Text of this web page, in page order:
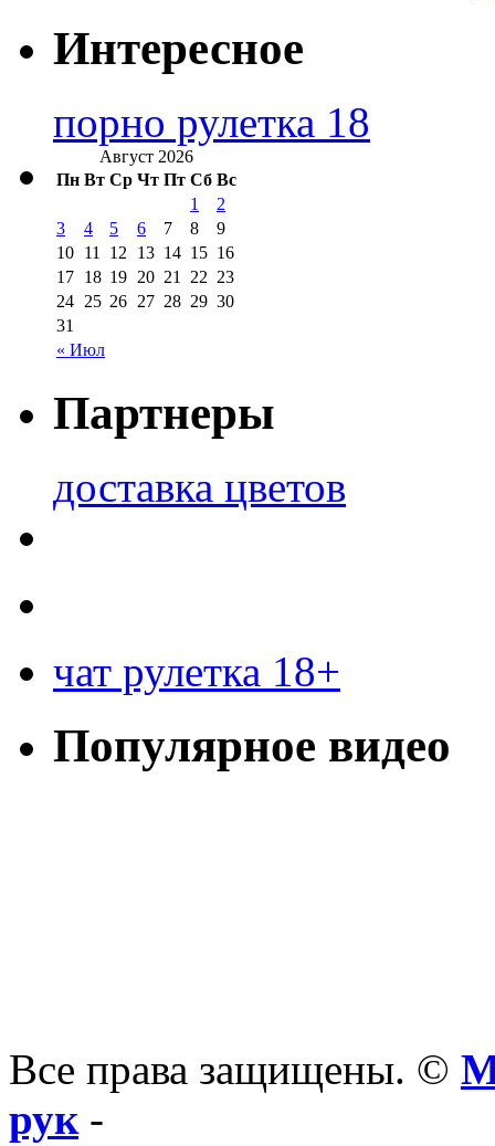
Интересное
порно рулетка 18
Август 2026
Пн Вт Ср Чт Пт Сб Вс
« Июл
1
2
3
4 5 6 7 8
9
10 11 12 13 14 15 16
17 18 19 20 21 22 23
24 25 26 27 28 29 30
31
Партнеры
доставка цветов
чат рулетка 18+
Популярное видео
Все права защищены. ©
рук-